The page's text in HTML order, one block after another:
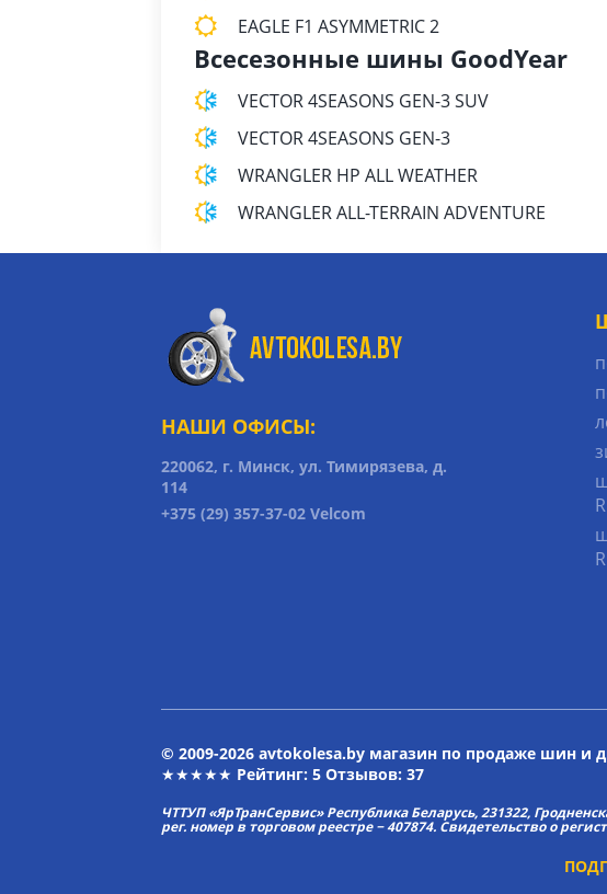
EAGLE F1 ASYMMETRIC 2
Всесезонные шины GoodYear
VECTOR 4SEASONS GEN-3 SUV
VECTOR 4SEASONS GEN-3
WRANGLER HP ALL WEATHER
WRANGLER ALL-TERRAIN ADVENTURE
НАШИ ОФИСЫ:
220062, г. Минск, ул. Тимирязева, д.
114
+375 (29) 357-37-02 Velcom
© 2009-2026 avtokolesa.by магазин по продаже шин и
★★★★★ Рейтинг: 5 Отзывов: 37
ЧТТУП «ЯрТранСервис» Республика Беларусь, 231322,
рег. номер в торговом реестре − 407874. Свидетельство о